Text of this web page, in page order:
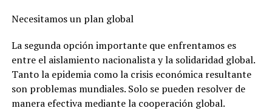
Necesitamos un plan global
La segunda opción importante que enfrentamos es
entre el aislamiento nacionalista y la solidaridad global.
Tanto la epidemia como la crisis económica resultante
son problemas mundiales. Solo se pueden resolver de
manera efectiva mediante la cooperación global.